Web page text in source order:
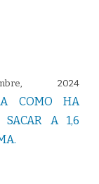
2024
COMO HA
SACAR A 1,6